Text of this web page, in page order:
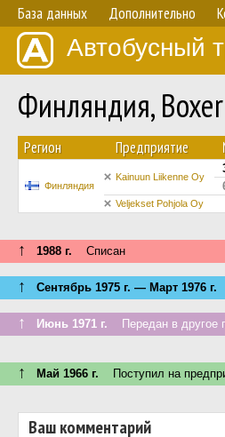
База данных Дополнительно
Автобусный
Финляндия,
Регион Предприятие
Финляндия
Kainuun Liikenne Oy
Veljekset Pohjola Oy
↑ 1988 г. Списан
↑ Сентябрь 1975 г. — Март 1976 г.
↑ Июнь 1971 г. Передан в другое
↑ Май 1966 г. Поступил на
Ваш комментарий